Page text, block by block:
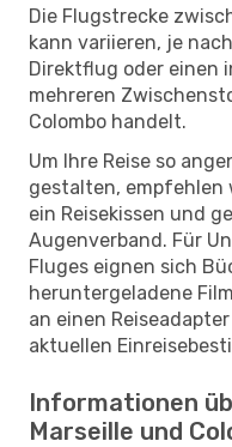
Die Flugstrecke
kann variieren, je
Direktflug oder einen
mehreren
Colombo handelt.
Um Ihre Reise so
gestalten, empfehlen
ein Reisekissen und
Augenverband. Für
Fluges eignen sich
heruntergeladene
an einen
aktuellen
Informationen
Marseille und